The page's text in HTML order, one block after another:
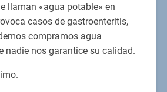
llaman «agua potable» en
casos de gastroenteritis,
compramos agua
nadie nos garantice su calidad.